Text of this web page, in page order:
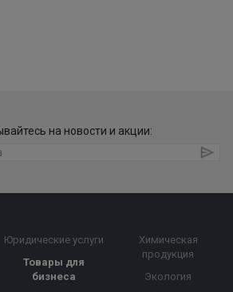
на новости и акции:
Юридические услуги
Товары для
бизнеса
Химическая
продукция
Экология